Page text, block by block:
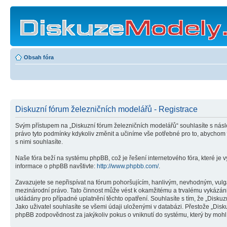
Obsah fóra
Diskuzní fórum železničních modelářů - Registrace
Svým přístupem na „Diskuzní fórum železničních modelářů“ souhlasíte s
právo tyto podmínky kdykoliv změnit a učiníme vše potřebné pro to,
s nimi souhlasíte.
Naše fóra beží na systému phpBB, což je řešení internetového fóra, které je
informace o phpBB navštivte: http://www.phpbb.com/.
Zavazujete se nepřispívat na fórum pohoršujícím, hanlivým, nevhodným,
mezinárodní právo. Tato činnost může vést k okamžitému a trvalému
ukládány pro případné uplatnění těchto opatření. Souhlasíte s tím, že
Jako uživatel souhlasíte se všemi údaji uloženými v databázi. Přestože
phpBB zodpovědnost za jakýkoliv pokus o vniknutí do systému, který by